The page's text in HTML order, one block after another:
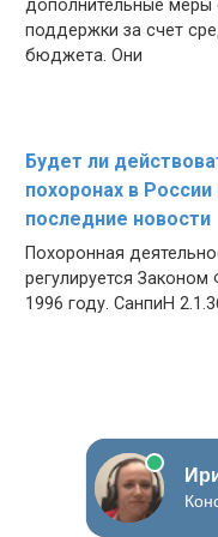
дополнительные меры
поддержки за счет
бюджета. Они
Будет ли
похоронах в России
последние новости
Похоронная
регулируется
1996 году. СанпиН